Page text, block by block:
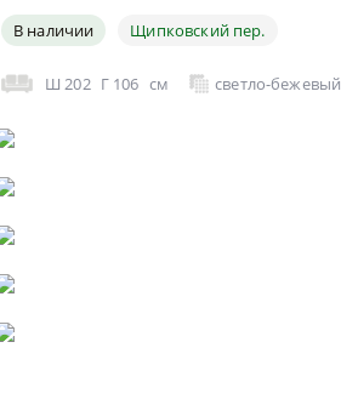
В наличии Щипковский пер.
Ш 202 Г 106 см светло-бежевый